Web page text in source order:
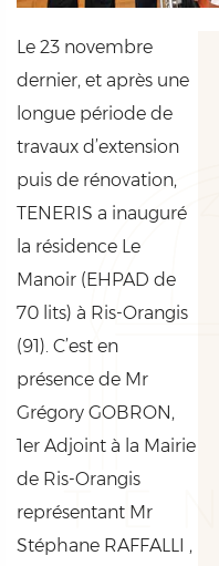
Le 23 novembre
dernier, et après une
longue période de
travaux d’extension
puis de rénovation,
TENERIS a inauguré
la résidence Le
Manoir (EHPAD de
70 lits) à Ris-Orangis
(91). C’est en
présence de Mr
Grégory GOBRON,
1er Adjoint à la Mairie
de Ris-Orangis
représentant Mr
Stéphane RAFFALLI ,